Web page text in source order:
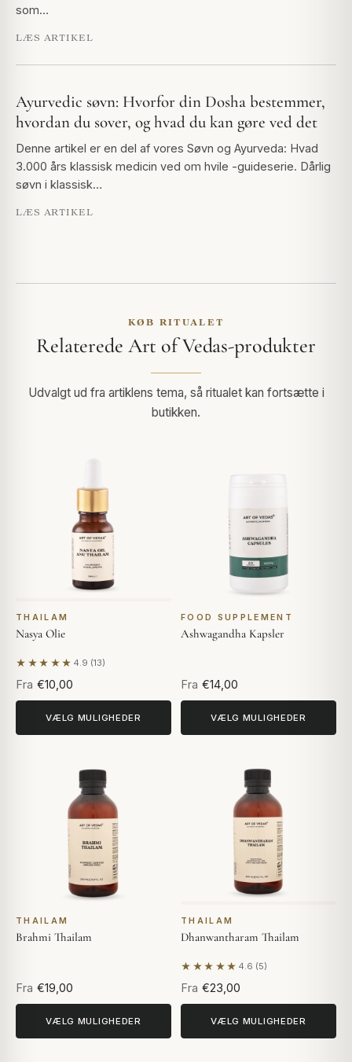
som…
LÆS ARTIKEL
Ayurvedic søvn: Hvorfor din Dosha bestemmer,
hvordan du sover, og hvad du kan gøre ved det
Denne artikel er en del af vores Søvn og Ayurveda: Hvad
3.000 års klassisk medicin ved om hvile -guideserie. Dårlig
søvn i klassisk…
LÆS ARTIKEL
KØB RITUALET
Relaterede Art of Vedas-produkter
Udvalgt ud fra artiklens tema, så ritualet kan fortsætte i
butikken.
THAILAM
Nasya Olie
★★★★★ 4.9 (13)
Baseret på 13 anmeldelser
Fra €10,00
VÆLG MULIGHEDER
FOOD SUPPLEMENT
Ashwagandha Kapsler
Fra €14,00
VÆLG MULIGHEDER
THAILAM
Brahmi Thailam
Fra €19,00
VÆLG MULIGHEDER
THAILAM
Dhanwantharam Thailam
★★★★★ 4.6 (5)
Baseret på 5 anmeldelser
Fra €23,00
VÆLG MULIGHEDER